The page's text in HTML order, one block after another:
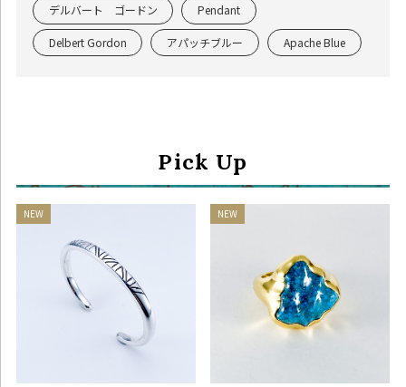
デルバート ゴードン Pendant
Delbert Gordon アパッチブルー Apache Blue
Pick Up